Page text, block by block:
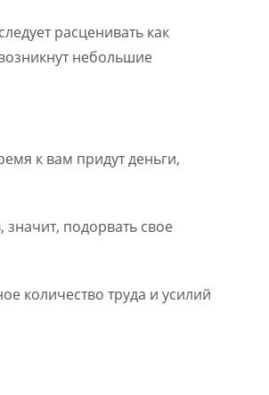
расценивать как
небольшие
к вам придут деньги,
подорвать свое
количество труда и усилий